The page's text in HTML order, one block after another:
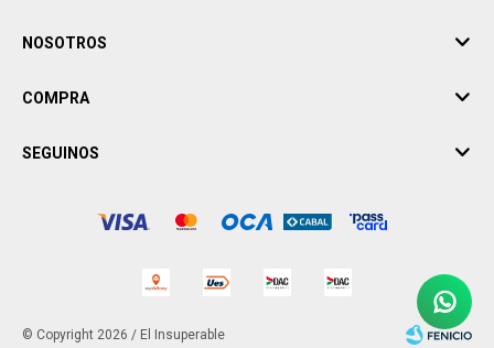
NOSOTROS
COMPRA
SEGUINOS
© Copyright 2026 / El Insuperable